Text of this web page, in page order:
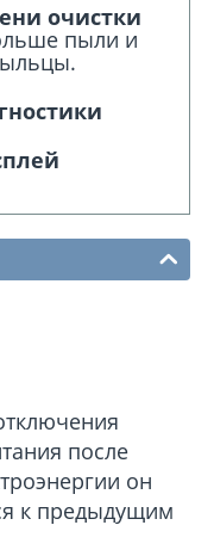
очистки
пыли и
после
он
к предыдущим